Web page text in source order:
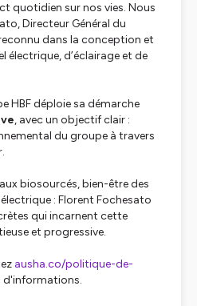
quotidien sur nos vies. Nous
Directeur Général du
dans la conception et
d’éclairage et de
HBF déploie sa démarche
, avec un objectif clair :
du groupe à travers
biosourcés, bien-être des
: Florent Fochesato
qui incarnent cette
et progressive.
ausha.co/politique-de-
d'informations.